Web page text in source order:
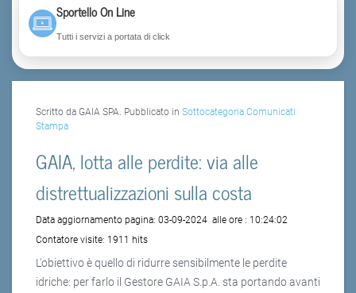
Sportello On Line
Tutti i servizi a portata di click
Scritto da GAIA SPA. Pubblicato in Sottocategoria Comunicati
Stampa
GAIA, lotta alle perdite: via alle
distrettualizzazioni sulla costa
Data aggiornamento pagina: 03-09-2024 alle ore : 10:24:02
Contatore visite: 1911 hits
L'obiettivo è quello di ridurre sensibilmente le perdite
idriche: per farlo il Gestore GAIA S.p.A. sta portando avanti